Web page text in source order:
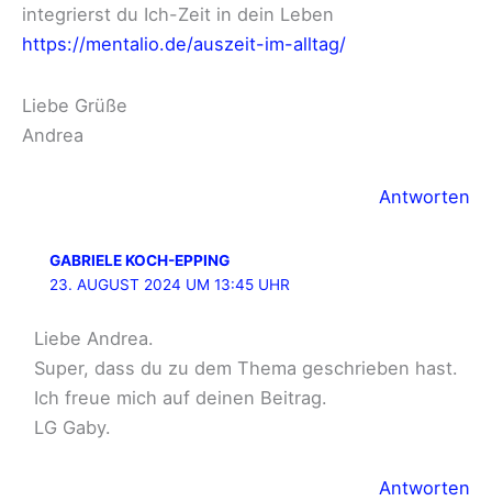
integrierst du Ich-Zeit in dein Leben
https://mentalio.de/auszeit-im-alltag/
Liebe Grüße
Andrea
Antworten
GABRIELE KOCH-EPPING
23. AUGUST 2024 UM 13:45 UHR
Liebe Andrea.
Super, dass du zu dem Thema geschrieben hast.
Ich freue mich auf deinen Beitrag.
LG Gaby.
Antworten